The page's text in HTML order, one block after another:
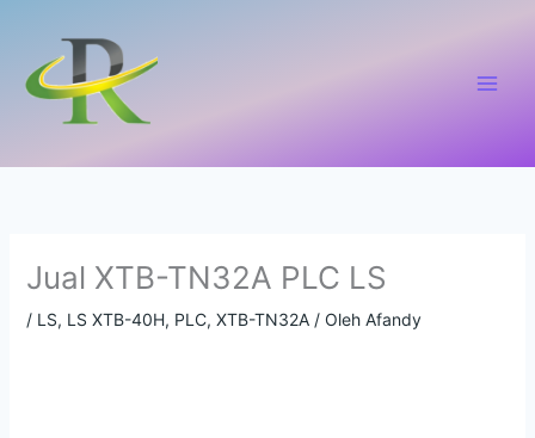
konten
Jual XTB-TN32A PLC LS
/ LS, LS XTB-40H, PLC, XTB-TN32A/ Oleh Afandy